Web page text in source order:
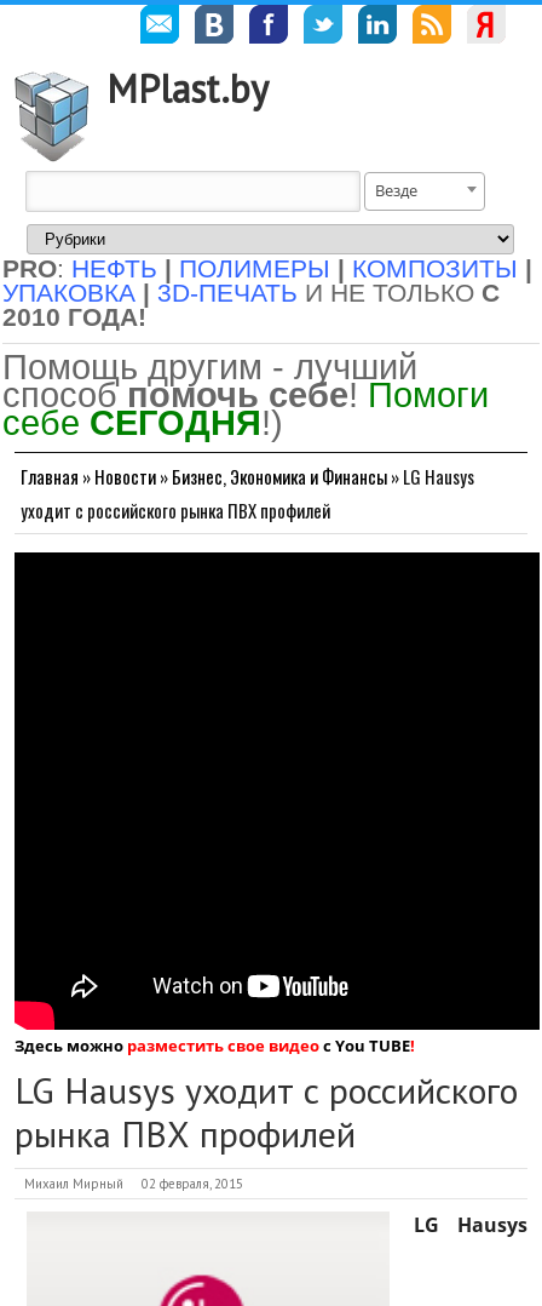
MPlast.by
Везде
PRO: НЕФТЬ | ПОЛИМЕРЫ | КОМПОЗИТЫ |
УПАКОВКА | 3D-ПЕЧАТЬ И НЕ ТОЛЬКО С
2010 ГОДА!
Помощь другим - лучший
способ помочь себе! Помоги
себе СЕГОДНЯ!)
Главная »Новости»Бизнес, Экономика и Финансы»LG Hausys
уходит с российского рынка ПВХ профилей
Здесь можно разместить свое видеос You TUBE!
LG Hausys уходит с российского
рынка ПВХ профилей
Михаил Мирный 02 февраля, 2015
LG Hausys